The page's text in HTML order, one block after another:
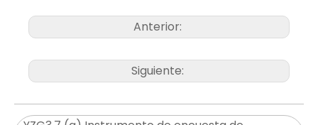
Anterior:
Siguiente: